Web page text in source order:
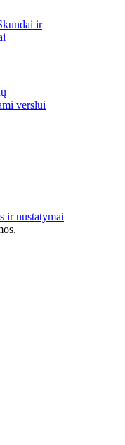
ir
verslui
ir nustatymai